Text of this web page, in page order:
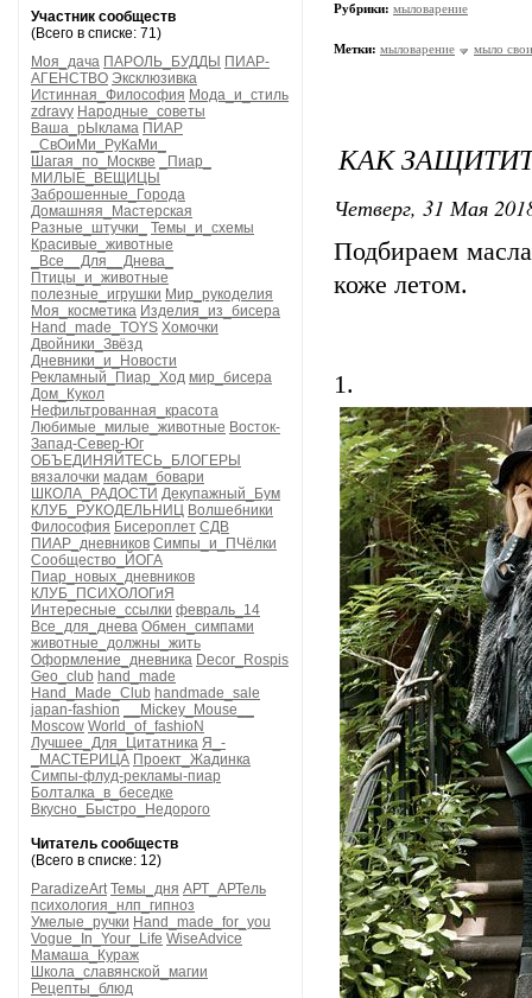
Участник сообществ
(Всего в списке: 71)
Моя_дача ПАРОЛЬ_БУДДЫ ПИАР-
АГЕНСТВО Эксклюзивка
Истинная_Философия Мода_и_стиль
zdravy Народные_советы
Ваша_рЫклама ПИАР
_СвОиМи_РуКаМи_
Шагая_по_Москве
_Пиар_
МИЛЫЕ_ВЕЩИЦЫ
Заброшенные_Города
Домашняя_Мастерская
Разные_штучки_
Темы_и_схемы
Красивые_животные
_Все__Для__Днева_
Птицы_и_животные
полезные_игрушки Мир_рукоделия
Моя_косметика Изделия_из_бисера
Hand_made_TOYS Хомочки
Двойники_Звёзд
Дневники_и_Новости
Рекламный_Пиар_Ход мир_бисера
Дом_Кукол
Нефильтрованная_красота
Любимые_милые_животные Восток-
Запад-Север-Юг
ОБЪЕДИНЯЙТЕСЬ_БЛОГЕРЫ
вязалочки мадам_бовари
ШКОЛА_РАДОСТИ Декупажный_Бум
КЛУБ_РУКОДЕЛЬНИЦ Волшебники
Философия Бисероплет СДВ
ПИАР_дневников Симпы_и_ПЧёлки
Сообщество_ЙОГА
Пиар_новых_дневников
КЛУБ_ПСИХОЛОГиЯ
Интересные_ссылки февраль_14
Все_для_днева Обмен_симпами
животные_должны_жить
Оформление_дневника Decor_Rospis
Geo_club hand_made
Hand_Made_Club handmade_sale
japan-fashion
__Mickey_Mouse__
Moscow World_of_fashioN
Лучшее_Для_Цитатника Я_-
_МАСТЕРИЦА Проект_Жадинка
Симпы-флуд-рекламы-пиар
Болталка_в_беседке
Вкусно_Быстро_Недорого
Читатель сообществ
(Всего в списке: 12)
ParadizeArt Темы_дня АРТ_АРТель
психология_нлп_гипноз
Умелые_ручки Hand_made_for_you
Vogue_In_Your_Life WiseAdvice
Мамаша_Кураж
Школа_славянской_магии
Рецепты_блюд
Рубрики: мыловарение
Метки: мыловарение мыло
КАК
Четверг, 31 Мая
Подбираем
коже летом.
1.